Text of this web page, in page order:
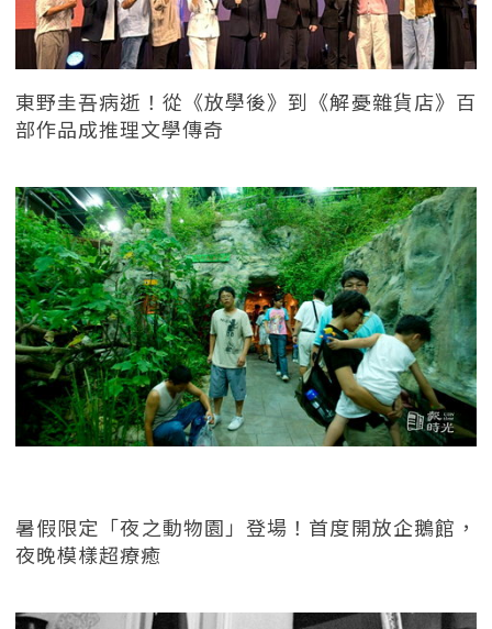
東野圭吾病逝！從《放學後》到《解憂雜貨店》百
部作品成推理文學傳奇
暑假限定「夜之動物園」登場！首度開放企鵝館，
夜晚模樣超療癒